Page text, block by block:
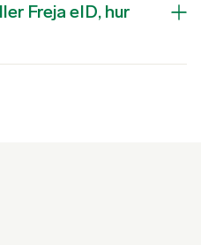
Freja eID, hur